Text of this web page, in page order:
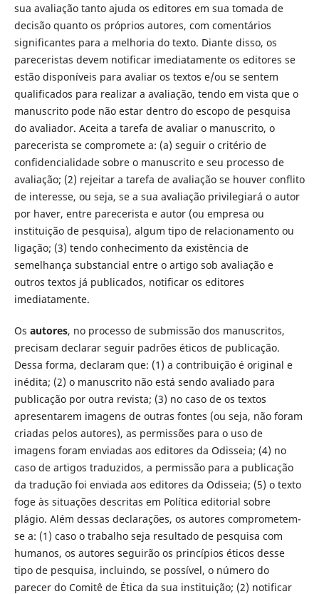
sua avaliação tanto ajuda os editores em sua tomada de
decisão quanto os próprios autores, com comentários
significantes para a melhoria do texto. Diante disso, os
pareceristas devem notificar imediatamente os editores se
estão disponíveis para avaliar os textos e/ou se sentem
qualificados para realizar a avaliação, tendo em vista que o
manuscrito pode não estar dentro do escopo de pesquisa
do avaliador. Aceita a tarefa de avaliar o manuscrito, o
parecerista se compromete a: (a) seguir o critério de
confidencialidade sobre o manuscrito e seu processo de
avaliação; (2) rejeitar a tarefa de avaliação se houver conflito
de interesse, ou seja, se a sua avaliação privilegiará o autor
por haver, entre parecerista e autor (ou empresa ou
instituição de pesquisa), algum tipo de relacionamento ou
ligação; (3) tendo conhecimento da existência de
semelhança substancial entre o artigo sob avaliação e
outros textos já publicados, notificar os editores
imediatamente.
Os autores, no processo de submissão dos manuscritos,
precisam declarar seguir padrões éticos de publicação.
Dessa forma, declaram que: (1) a contribuição é original e
inédita; (2) o manuscrito não está sendo avaliado para
publicação por outra revista; (3) no caso de os textos
apresentarem imagens de outras fontes (ou seja, não foram
criadas pelos autores), as permissões para o uso de
imagens foram enviadas aos editores da Odisseia; (4) no
caso de artigos traduzidos, a permissão para a publicação
da tradução foi enviada aos editores da Odisseia; (5) o texto
foge às situações descritas em Política editorial sobre
plágio. Além dessas declarações, os autores comprometem-
se a: (1) caso o trabalho seja resultado de pesquisa com
humanos, os autores seguirão os princípios éticos desse
tipo de pesquisa, incluindo, se possível, o número do
parecer do Comitê de Ética da sua instituição; (2) notificar